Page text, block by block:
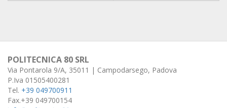
POLITECNICA 80 SRL
Via Pontarola 9/A, 35011 | Campodarsego, Padova
P.Iva 01505400281
Tel. +39 049700911
Fax.+39 049700154